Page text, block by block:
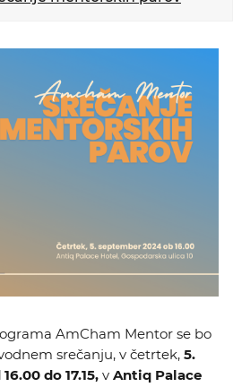
AmCham Mentor se bo
srečanju, v četrtek, 5.
16.00 do17.15,v Antiq Palace